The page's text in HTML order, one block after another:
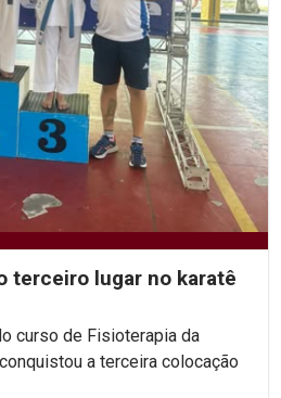
terceiro lugar no karatê
curso de Fisioterapia da
a terceira colocação